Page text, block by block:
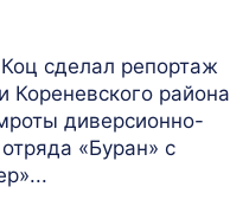
сделал репортаж
Кореневского района
диверсионно-
«Буран» с